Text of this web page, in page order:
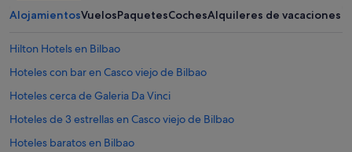
AlojamientosVuelosPaquetesCochesAlquileres de vacaciones
Hilton Hotels en Bilbao
Hoteles con bar en Casco viejo de Bilbao
Hoteles cerca de Galeria Da Vinci
Hoteles de 3 estrellas en Casco viejo de Bilbao
Hoteles baratos en Bilbao